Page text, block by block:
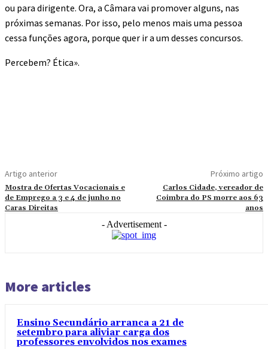
ou para dirigente. Ora, a Câmara vai promover alguns, nas
próximas semanas. Por isso, pelo menos mais uma pessoa
cessa funções agora, porque quer ir a um desses concursos.
Percebem? Ética».
Artigo anterior
Mostra de Ofertas Vocacionais e
de Emprego a 3 e 4 de junho no
Caras Direitas
Próximo artigo
Carlos Cidade, vereador de
Coimbra do PS morre aos 63
anos
- Advertisement -
More articles
Ensino Secundário arranca a 21 de
setembro para aliviar carga dos
professores envolvidos nos exames